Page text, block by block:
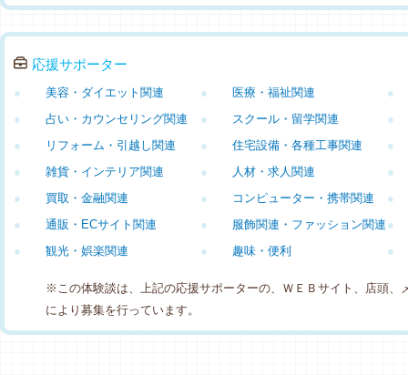
応援サポーター
美容・ダイエット関連
● 医療・福祉関連
●
●
占い・カウンセリング関連
● スクール・留学関連
●
●
リフォーム・引越し関連
● 住宅設備・各種工事関連
●
●
雑貨・インテリア関連
● 人材・求人関連
●
●
買取・金融関連
● コンピューター・携帯関連
●
●
通販・ECサイト関連
● 服飾関連・ファッション関連
●
●
観光・娯楽関連
● 趣味・便利
● ●
※この体験談は、上記の応援サポーターの、ＷＥＢサイト、店頭、
により募集を行っています。